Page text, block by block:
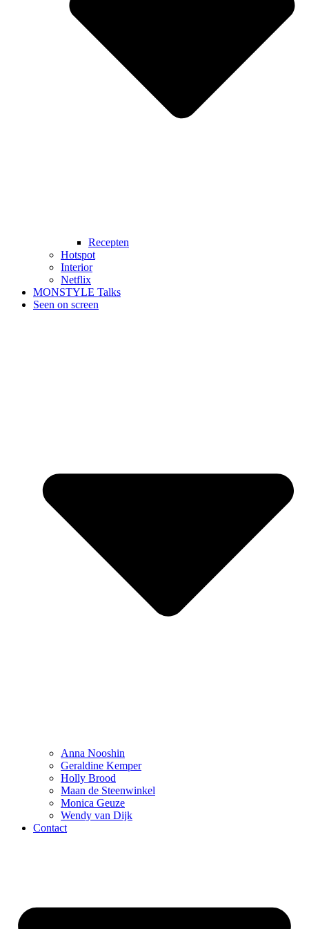
Recepten
Hotspot
Interior
Netflix
MONSTYLE Talks
Seen on screen
Anna Nooshin
Geraldine Kemper
Holly Brood
Maan de Steenwinkel
Monica Geuze
Wendy van Dijk
Contact